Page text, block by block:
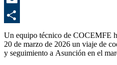
Un equipo técnico de COCEMFE
20 de marzo de 2026 un viaje de
y seguimiento a Asunción en el